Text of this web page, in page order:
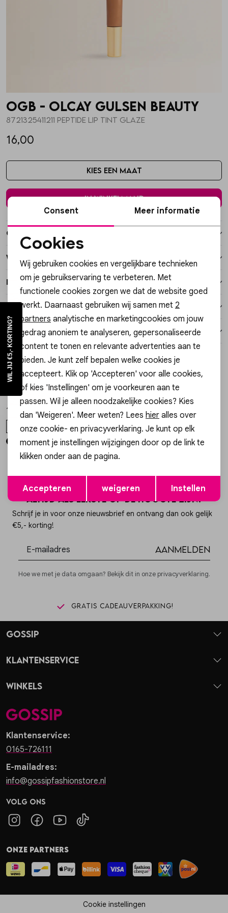
Blazers & gilets
Rokken
Sets
Jumpsuits & playsuits
Vesten
Jassen
Lingerie
Enkelbandjes
Overige Sieraden
Petten & Mutsen
Woonaccessoires
Overige Accessoires
OGB - Olcay Gulsen Beauty
8721325411211 PEPTIDE LIP TINT GLAZE
16,00
Kies een maat
In winkelmand
Over dit item
Winkelvoorraad
Kenmerken
Verzending / Ophalen in de winkel
Retourneren
Style dit met
8720618897060 MAXIMUM VOLUME MASCARA
16,00
ONE SIZE
1/1
8720589335479 EYELINER
15,00
ONE SIZE
Altijd als eerste op de hoogte zijn?
Schrijf je in voor onze nieuwsbrief en ontvang dan ook gelijk
€5,- korting!
Aanmelden
Hoe we met je data omgaan? Bekijk dit in onze privacyverklaring.
Gratis cadeauverpakking!
Klantenservice:
0165-726111
E-mailadres:
info@gossipfashionstore.nl
Volg ons
Gossip
Klantenservice
Winkels
Onze partners
Cookie instellingen
Noodzakelijke cookies
Personalisatie cookies
Analytische cookies
Marketing cookies
Opslaan
Consent Meer informatie
Cookies
Wij gebruiken cookies en vergelijkbare technieken
om je gebruikservaring te verbeteren. Met
functionele cookies zorgen we dat de website goed
werkt. Daarnaast gebruiken wij samen met 2
partners analytische en marketingcookies om jouw
gedrag anoniem te analyseren, gepersonaliseerde
content te tonen en relevante advertenties aan te
bieden. Je kunt zelf bepalen welke cookies je
accepteert. Klik op 'Accepteren' voor alle cookies,
of kies 'Instellingen' om je voorkeuren aan te
passen. Wil je alleen noodzakelijke cookies? Kies
dan 'Weigeren'. Meer weten? Lees hier alles over
onze cookie- en privacyverklaring. Je kunt op elk
moment je instellingen wijzigingen door op de link te
klikken onder aan de pagina.
Accepteren weigeren Instellen
Hi Gossip Girl, wil jij €5,- korting?
onze acties en nieuwe items! Ontvang met de code in jouw
mailbox
€5,- korting bestelling. Ook krijg je een
leuk cadeautje op je verjaardag
MELD JE AAN!